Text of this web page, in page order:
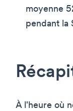
moyenne
pendant la
À l'heure où